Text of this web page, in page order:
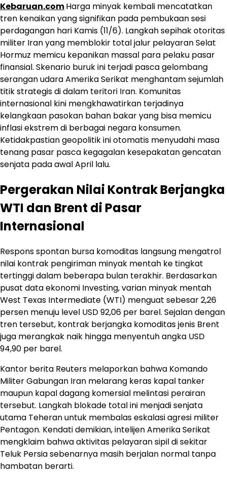
Kebaruan.comHarga minyak kembali mencatatkan
tren kenaikan yang signifikan pada pembukaan sesi
perdagangan hari Kamis (11/6). Langkah sepihak otoritas
militer Iran yang memblokir total jalur pelayaran Selat
Hormuz memicu kepanikan massal para pelaku pasar
finansial. Skenario buruk ini terjadi pasca gelombang
serangan udara Amerika Serikat menghantam sejumlah
titik strategis di dalam teritori Iran. Komunitas
internasional kini mengkhawatirkan terjadinya
kelangkaan pasokan bahan bakar yang bisa memicu
inflasi ekstrem di berbagai negara konsumen.
Ketidakpastian geopolitik ini otomatis menyudahi masa
tenang pasar pasca kegagalan kesepakatan gencatan
senjata pada awal April lalu.
Pergerakan Nilai Kontrak Berjangka
WTI dan Brent di Pasar
Internasional
Respons spontan bursa komoditas langsung mengatrol
nilai kontrak pengiriman minyak mentah ke tingkat
tertinggi dalam beberapa bulan terakhir. Berdasarkan
pusat data ekonomi Investing, varian minyak mentah
West Texas Intermediate (WTI) menguat sebesar 2,26
persen menuju level USD 92,06 per barel. Sejalan dengan
tren tersebut, kontrak berjangka komoditas jenis Brent
juga merangkak naik hingga menyentuh angka USD
94,90 per barel.
Kantor berita Reuters melaporkan bahwa Komando
Militer Gabungan Iran melarang keras kapal tanker
maupun kapal dagang komersial melintasi perairan
tersebut. Langkah blokade total ini menjadi senjata
utama Teheran untuk membalas eskalasi agresi militer
Pentagon. Kendati demikian, intelijen Amerika Serikat
mengklaim bahwa aktivitas pelayaran sipil di sekitar
Teluk Persia sebenarnya masih berjalan normal tanpa
hambatan berarti.